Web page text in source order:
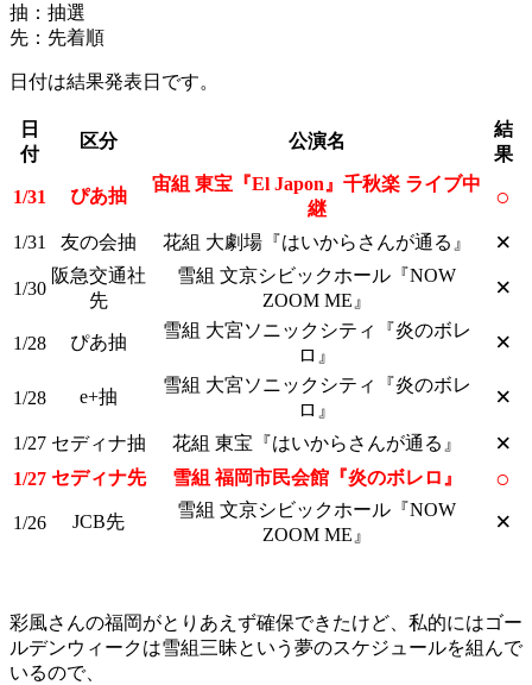
抽：抽選
先：先着順
日付は結果発表日です。
日
付
区分 公演名
結
果
1/31 ぴあ抽
宙組 東宝『El Japon』千秋楽 ライブ中
継
○
1/31 友の会抽 花組 大劇場『はいからさんが通る』 ×
1/30
阪急交通社
先
雪組 文京シビックホール『NOW
ZOOM ME』
×
1/28 ぴあ抽
雪組 大宮ソニックシティ『炎のボレ
ロ』
×
1/28 e+抽
雪組 大宮ソニックシティ『炎のボレ
ロ』
×
1/27 セディナ抽 花組 東宝『はいからさんが通る』 ×
1/27 セディナ先 雪組 福岡市民会館『炎のボレロ』 ○
1/26 JCB先
雪組 文京シビックホール『NOW
ZOOM ME』
×
彩風さんの福岡がとりあえず確保できたけど、私的にはゴー
ルデンウィークは雪組三昧という夢のスケジュールを組んで
いるので、